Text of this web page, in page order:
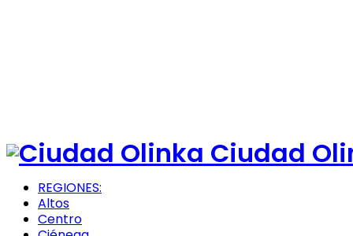
Ciudad
REGIONES:
Altos
Centro